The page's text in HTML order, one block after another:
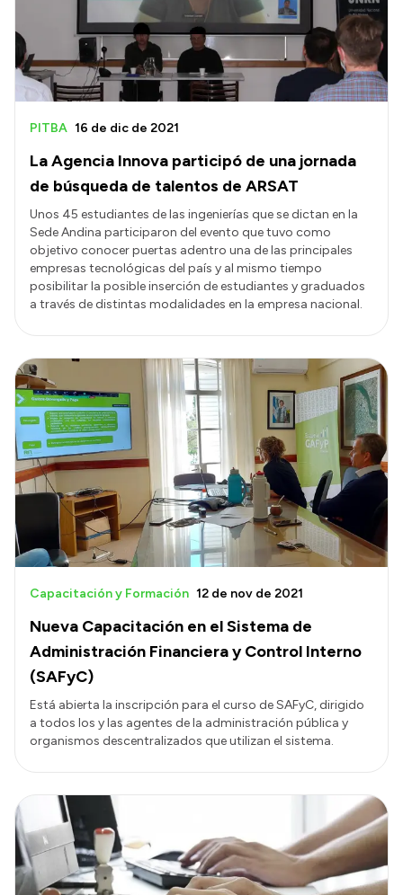
Presupuesto
Boletín Oficial
Compras y licitaciones
Consulta de expedientes
Consulta de pago a proveedores
Convocatorias
Intranet
Login
La Agencia Innova participó de una jornada
de búsqueda de talentos de ARSAT
PITBA 16 de dic de 2021
Unos 45 estudiantes de las ingenierías que se dictan en la
Sede Andina participaron del evento que tuvo como
objetivo conocer puertas adentro una de las principales
empresas tecnológicas del país y al mismo tiempo
posibilitar la posible inserción de estudiantes y graduados
a través de distintas modalidades en la empresa nacional.
Nueva Capacitación en el Sistema de
Administración Financiera y Control Interno
(SAFyC)
Capacitación y Formación 12 de nov de 2021
Está abierta la inscripción para el curso de SAFyC, dirigido
a todos los y las agentes de la administración pública y
organismos descentralizados que utilizan el sistema.